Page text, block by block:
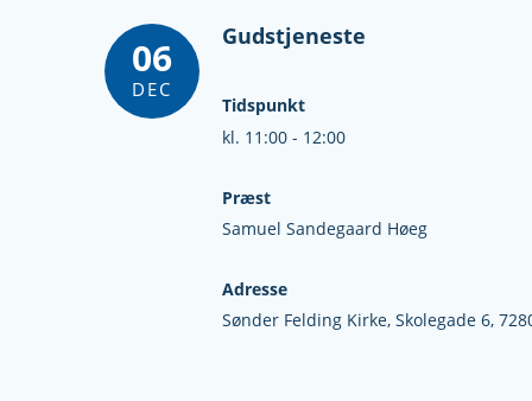
06
DEC
Gudstjeneste
Tidspunkt
kl. 11:00 - 12:00
Præst
Samuel Sandegaard Høeg
Adresse
Sønder Felding Kirke,Skolegade 6,